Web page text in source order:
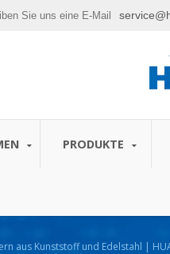
Sie uns eine E-Mail
PRODUKTE
aus Kunststoff und Edelstahl |